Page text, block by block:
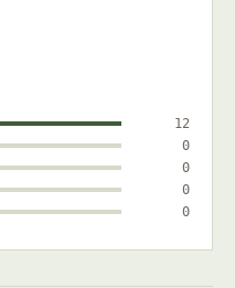
12
0
0
0
0